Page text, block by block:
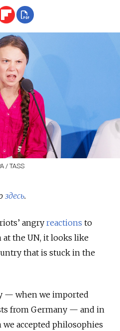
/ TASS
здесь.
angry reactions to
at the UN, it looks like
that is stuck in the
— when we imported
from Germany — and in
we accepted philosophies